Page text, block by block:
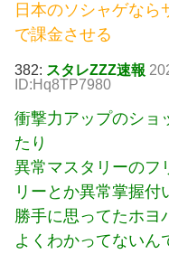
日本のソシャゲな
で課金させる
382: スタレZZZ速報
ID:Hq8TP7980
衝撃力アップのショ
たり
異常マスタリーのフ
リーとか異常掌握付
勝手に思ってたホヨ
よくわかってないん